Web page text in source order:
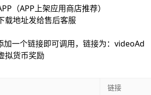
（APP上架应用商店推荐）
载地址发给售后客服
加一个链接即可调用，链接为：videoAd
拟货币奖励
链接